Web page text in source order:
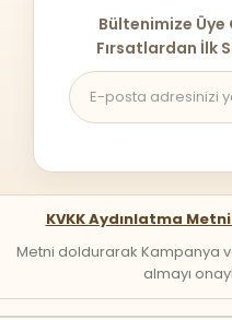
Bültenimize Üye
Fırsatlardan İlk
KVKK Aydınlatma
Metni doldurarak Kampanya
almayı